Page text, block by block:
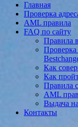
Главная
Проверка
AML правила
FAQ по сайту
Правила
Как
Как
Правила
AML
Выдача
Контакты